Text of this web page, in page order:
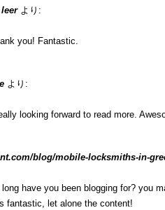
より:
you! Fantastic.
より:
looking forward to read more.
blog/mobile-locksmiths-in-
have you been blogging for? you
fantastic, let alone the content!